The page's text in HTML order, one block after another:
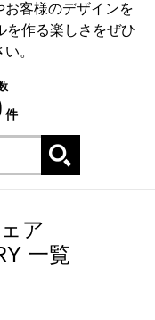
客様のデザインを
を作る楽しさをぜひ
。
件
ア
一覧